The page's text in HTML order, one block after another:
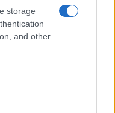
storage
and other